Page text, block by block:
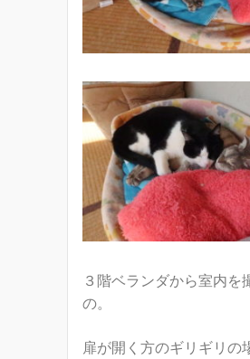
３階ベランダから室内を
の。
扉が開く方のギリギリの